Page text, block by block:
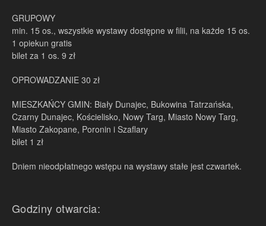
GRUPOWY
min. 15 os., wszystkie wystawy dostępne w filii, na każde 15 os.
1 opiekun gratis
bilet za 1 os. 9 zł
OPROWADZANIE 30 zł
MIESZKAŃCY GMIN: Biały Dunajec, Bukowina Tatrzańska,
Czarny Dunajec, Kościelisko, Nowy Targ, Miasto Nowy Targ,
Miasto Zakopane, Poronin i Szaflary
bilet 1 zł
Dniem nieodpłatnego wstępu na wystawy stałe jest czwartek.
Godziny otwarcia: